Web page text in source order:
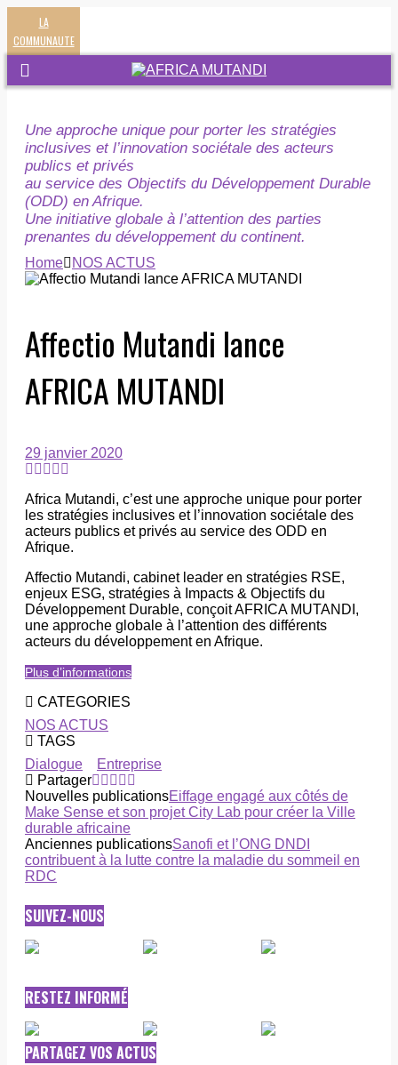
LA
COMMUNAUTE
Une approche unique pour porter les stratégies
inclusives et l’innovation sociétale des acteurs
publics et privés
au service des Objectifs du Développement Durable
(ODD) en Afrique.
Une initiative globale à l’attention des parties
prenantes du développement du continent.
Home NOS ACTUS
Affectio Mutandi lance
AFRICA MUTANDI
29 janvier 2020
Africa Mutandi, c’est une approche unique pour porter
les stratégies inclusives et l’innovation sociétale des
acteurs publics et privés au service des ODD en
Afrique.
Affectio Mutandi, cabinet leader en stratégies RSE,
enjeux ESG, stratégies à Impacts & Objectifs du
Développement Durable, conçoit AFRICA MUTANDI,
une approche globale à l’attention des différents
acteurs du développement en Afrique.
Plus d’informations
CATEGORIES
NOS ACTUS
TAGS
Dialogue
Entreprise
Partager
Nouvelles publicationsEiffage engagé aux côtés de
Make Sense et son projet City Lab pour créer la Ville
durable africaine
Anciennes publicationsSanofi et l’ONG DNDI
contribuent à la lutte contre la maladie du sommeil en
RDC
SUIVEZ-NOUS
RESTEZ INFORMÉ
PARTAGEZ VOS ACTUS